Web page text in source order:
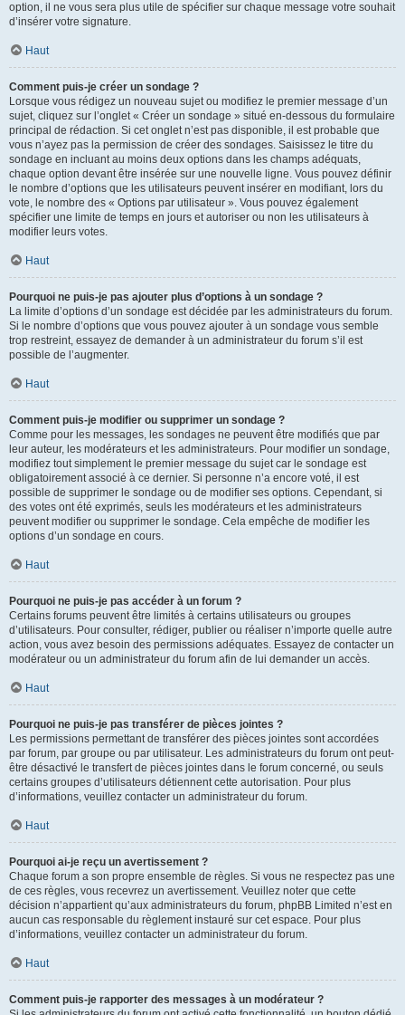
option, il ne vous sera plus utile de spécifier sur chaque message votre souhait
d’insérer votre signature.
Haut
Comment puis-je créer un sondage ?
Lorsque vous rédigez un nouveau sujet ou modifiez le premier message d’un
sujet, cliquez sur l’onglet « Créer un sondage » situé en-dessous du formulaire
principal de rédaction. Si cet onglet n’est pas disponible, il est probable que
vous n’ayez pas la permission de créer des sondages. Saisissez le titre du
sondage en incluant au moins deux options dans les champs adéquats,
chaque option devant être insérée sur une nouvelle ligne. Vous pouvez définir
le nombre d’options que les utilisateurs peuvent insérer en modifiant, lors du
vote, le nombre des « Options par utilisateur ». Vous pouvez également
spécifier une limite de temps en jours et autoriser ou non les utilisateurs à
modifier leurs votes.
Haut
Pourquoi ne puis-je pas ajouter plus d’options à un sondage ?
La limite d’options d’un sondage est décidée par les administrateurs du forum.
Si le nombre d’options que vous pouvez ajouter à un sondage vous semble
trop restreint, essayez de demander à un administrateur du forum s’il est
possible de l’augmenter.
Haut
Comment puis-je modifier ou supprimer un sondage ?
Comme pour les messages, les sondages ne peuvent être modifiés que par
leur auteur, les modérateurs et les administrateurs. Pour modifier un sondage,
modifiez tout simplement le premier message du sujet car le sondage est
obligatoirement associé à ce dernier. Si personne n’a encore voté, il est
possible de supprimer le sondage ou de modifier ses options. Cependant, si
des votes ont été exprimés, seuls les modérateurs et les administrateurs
peuvent modifier ou supprimer le sondage. Cela empêche de modifier les
options d’un sondage en cours.
Haut
Pourquoi ne puis-je pas accéder à un forum ?
Certains forums peuvent être limités à certains utilisateurs ou groupes
d’utilisateurs. Pour consulter, rédiger, publier ou réaliser n’importe quelle autre
action, vous avez besoin des permissions adéquates. Essayez de contacter un
modérateur ou un administrateur du forum afin de lui demander un accès.
Haut
Pourquoi ne puis-je pas transférer de pièces jointes ?
Les permissions permettant de transférer des pièces jointes sont accordées
par forum, par groupe ou par utilisateur. Les administrateurs du forum ont peut-
être désactivé le transfert de pièces jointes dans le forum concerné, ou seuls
certains groupes d’utilisateurs détiennent cette autorisation. Pour plus
d’informations, veuillez contacter un administrateur du forum.
Haut
Pourquoi ai-je reçu un avertissement ?
Chaque forum a son propre ensemble de règles. Si vous ne respectez pas une
de ces règles, vous recevrez un avertissement. Veuillez noter que cette
décision n’appartient qu’aux administrateurs du forum, phpBB Limited n’est en
aucun cas responsable du règlement instauré sur cet espace. Pour plus
d’informations, veuillez contacter un administrateur du forum.
Haut
Comment puis-je rapporter des messages à un modérateur ?